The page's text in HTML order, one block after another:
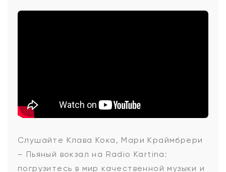
Клава
Слушайте Клава Кока, Мари Краймбрери
– Пьяный вокзал на Radio Kartina:
погрузитесь в мир качественной музыки и